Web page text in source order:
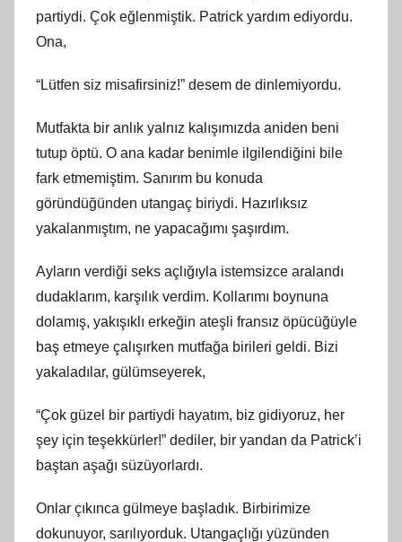
partiydi. Çok eğlenmiştik. Patrick yardım ediyordu.
Ona,
“Lütfen siz misafirsiniz!” desem de dinlemiyordu.
Mutfakta bir anlık yalnız kalışımızda aniden beni
tutup öptü. O ana kadar benimle ilgilendiğini bile
fark etmemiştim. Sanırım bu konuda
göründüğünden utangaç biriydi. Hazırlıksız
yakalanmıştım, ne yapacağımı şaşırdım.
Ayların verdiği seks açlığıyla istemsizce aralandı
dudaklarım, karşılık verdim. Kollarımı boynuna
dolamış, yakışıklı erkeğin ateşli fransız öpücüğüyle
baş etmeye çalışırken mutfağa birileri geldi. Bizi
yakaladılar, gülümseyerek,
“Çok güzel bir partiydi hayatım, biz gidiyoruz, her
şey için teşekkürler!” dediler, bir yandan da Patrick’i
baştan aşağı süzüyorlardı.
Onlar çıkınca gülmeye başladık. Birbirimize
dokunuyor, sarılıyorduk. Utangaçlığı yüzünden